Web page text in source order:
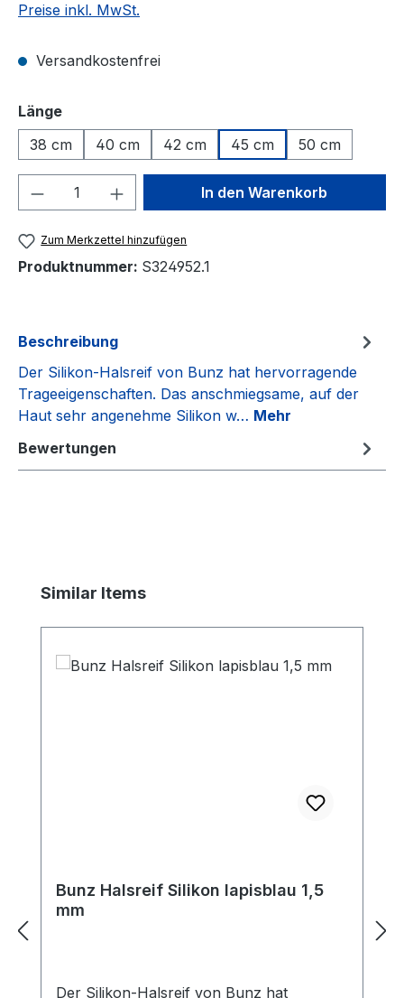
Preise inkl. MwSt.
Versandkostenfrei
Längeauswählen
38 cm
40 cm 42 cm 45 cm 50 cm
Produkt Anzahl: Gib denIn den Warenkorb
Zum Merkzettel hinzufügen
Produktnummer: S324952.1
Beschreibung
Der Silikon-Halsreif von Bunz hat hervorragende
Trageeigenschaften. Das anschmiegsame, auf der
Haut sehr angenehme Silikon w… Mehr
Bewertungen
Produktgalerie überspringen
Similar Items
Bunz Halsreif Silikon lapisblau 1,5
mm
Der Silikon-Halsreif von Bunz hat